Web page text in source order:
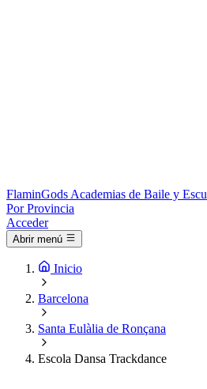
FlaminGods Academias de Baile y
Por Provincia
Acceder
Abrir menú
Inicio
Barcelona
Santa Eulàlia de Ronçana
Escola Dansa Trackdance